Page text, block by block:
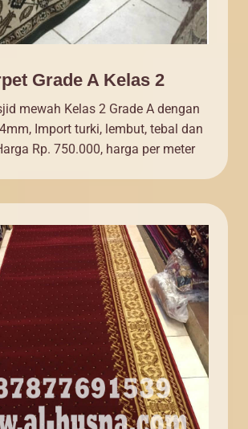
Grade A Kelas 2
mewah Kelas 2 Grade A dengan
Import turki, lembut, tebal dan
Rp. 750.000, harga per meter